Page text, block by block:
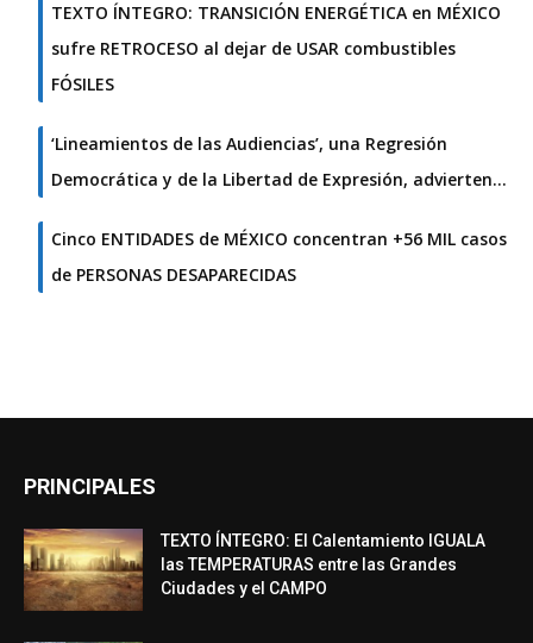
TEXTO ÍNTEGRO: TRANSICIÓN ENERGÉTICA en MÉXICO
sufre RETROCESO al dejar de USAR combustibles
FÓSILES
‘Lineamientos de las Audiencias’, una Regresión
Democrática y de la Libertad de Expresión, advierten…
Cinco ENTIDADES de MÉXICO concentran +56 MIL casos
de PERSONAS DESAPARECIDAS
PRINCIPALES
TEXTO ÍNTEGRO: El Calentamiento IGUALA
las TEMPERATURAS entre las Grandes
Ciudades y el CAMPO